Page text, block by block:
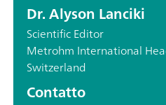
Dr. Alyson Lanciki
Scientific Editor
Metrohm International
Switzerland
Contatto